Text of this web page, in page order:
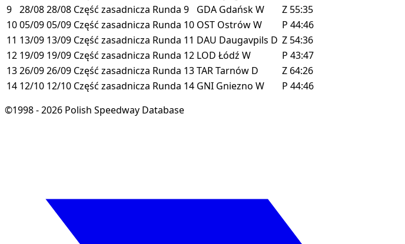
9 28/0828/08 Część zasadnicza Runda 9 GDA GdańskW Z 55:35
1005/0905/09 Część zasadnicza Runda 10 OST OstrówW P 44:46
11 13/09 13/09 Część zasadnicza Runda 11 DAU Daugavpils D Z 54:36
12 19/09 19/09 Część zasadnicza Runda 12 LOD Łódź W P 43:47
1326/0926/09 Część zasadnicza Runda 13TARTarnów D Z 64:26
14 12/10 12/10 Część zasadnicza Runda 14 GNI Gniezno W P 44:46
©1998 - 2026 Polish Speedway Database